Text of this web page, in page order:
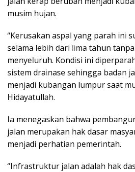
musim hujan.
“Kerusakan aspal yang parah ini
selama lebih dari lima tahun
menyeluruh. Kondisi ini
sistem drainase sehingga badan
menjadi kubangan lumpur saat
Hidayatullah.
Ia menegaskan bahwa
jalan merupakan hak dasar
menjadi perhatian pemerintah.
“Infrastruktur jalan adalah hak